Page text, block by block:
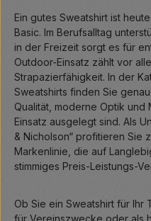
Ein gutes Sweatshirt ist
Basic. Im Berufsalltag
in der Freizeit sorgt es für
Outdoor-Einsatz zählt vor
Strapazierfähigkeit. In der
Sweatshirts finden Sie
Qualität, moderne Optik und
Einsatz ausgelegt sind. Als
& Nicholson“ profitieren Sie
Markenlinie, die auf
stimmiges Preis-Leistungs-
Ob Sie ein Sweatshirt für Ihr